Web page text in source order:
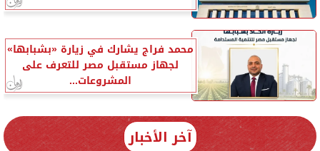
محمد فراج يشارك في زيارة «بشبابها»
لجهاز مستقبل مصر للتعرف على
المشروعات...
آخر الأخبار